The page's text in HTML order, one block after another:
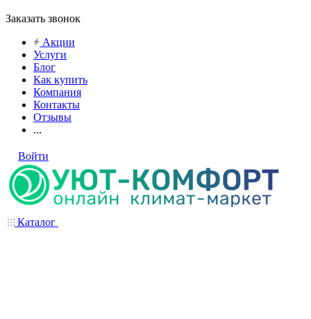
Заказать звонок
Акции
Услуги
Блог
Как купить
Компания
Контакты
Отзывы
...
Войти
Каталог